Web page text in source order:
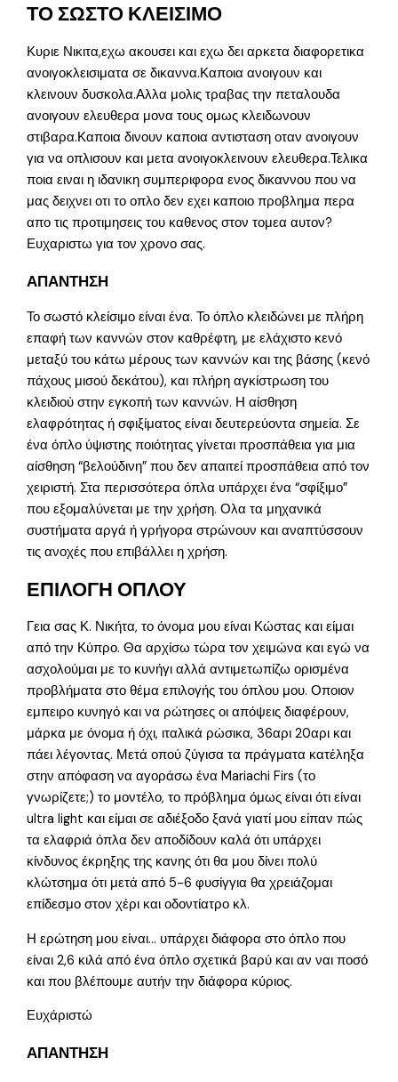
ΤΟ ΣΩΣΤΟ ΚΛΕΙΣΙΜΟ
Κυριε Νικιτα,εχω ακουσει και εχω δει αρκετα διαφορετικα
ανοιγοκλεισιματα σε δικαννα.Καποια ανοιγουν και
κλεινουν δυσκολα.Αλλα μολις τραβας την πεταλουδα
ανοιγουν ελευθερα μονα τους ομως κλειδωνουν
στιβαρα.Καποια δινουν καποια αντισταση οταν ανοιγουν
για να οπλισουν και μετα ανοιγοκλεινουν ελευθερα.Τελικα
ποια ειναι η ιδανικη συμπεριφορα ενος δικαννου που να
μας δειχνει οτι το οπλο δεν εχει καποιο προβλημα περα
απο τις προτιμησεις του καθενος στον τομεα αυτον?
Ευχαριστω για τον χρονο σας.
ΑΠΑΝΤΗΣΗ
Το σωστό κλείσιμο είναι ένα. Το όπλο κλειδώνει με πλήρη
επαφή των καννών στον καθρέφτη, με ελάχιστο κενό
μεταξύ του κάτω μέρους των καννών και της βάσης (κενό
πάχους μισού δεκάτου), και πλήρη αγκίστρωση του
κλειδιού στην εγκοπή των καννών. Η αίσθηση
ελαφρότητας ή σφιξίματος είναι δευτερεύοντα σημεία. Σε
ένα όπλο ύψιστης ποιότητας γίνεται προσπάθεια για μια
αίσθηση “βελούδινη” που δεν απαιτεί προσπάθεια από τον
χειριστή. Στα περισσότερα όπλα υπάρχει ένα “σφίξιμο”
που εξομαλύνεται με την χρήση. Ολα τα μηχανικά
συστήματα αργά ή γρήγορα στρώνουν και αναπτύσσουν
τις ανοχές που επιβάλλει η χρήση.
ΕΠΙΛΟΓΗ ΟΠΛΟΥ
Γεια σας Κ. Νικήτα, το όνομα μου είναι Κώστας και είμαι
από την Κύπρο. Θα αρχίσω τώρα τον χειμώνα και εγώ να
ασχολούμαι με το κυνήγι αλλά αντιμετωπίζω ορισμένα
προβλήματα στο θέμα επιλογής του όπλου μου. Οποιον
εμπειρο κυνηγό και να ρώτησες οι απόψεις διαφέρουν,
μάρκα με όνομα ή όχι, ιταλικά ρώσικα, 36αρι 20αρι και
πάει λέγοντας. Μετά οπού ζύγισα τα πράγματα κατέληξα
στην απόφαση να αγοράσω ένα Mariachi Firs (το
γνωρίζετε;) το μοντέλο, το πρόβλημα όμως είναι ότι είναι
ultra light και είμαι σε αδιέξοδο ξανά γιατί μου είπαν πώς
τα ελαφριά όπλα δεν αποδίδουν καλά ότι υπάρχει
κίνδυνος έκρηξης της κανης ότι θα μου δίνει πολύ
κλώτσημα ότι μετά από 5-6 φυσίγγια θα χρειάζομαι
επίδεσμο στον χέρι και οδοντίατρο κλ.
Η ερώτηση μου είναι… υπάρχει διάφορα στο όπλο που
είναι 2,6 κιλά από ένα όπλο σχετικά βαρύ και αν ναι ποσό
και που βλέπουμε αυτήν την διάφορα κύριος.
Ευχάριστώ
ΑΠΑΝΤΗΣΗ